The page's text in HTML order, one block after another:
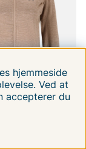
hjemmeside
Ved at
accepterer du